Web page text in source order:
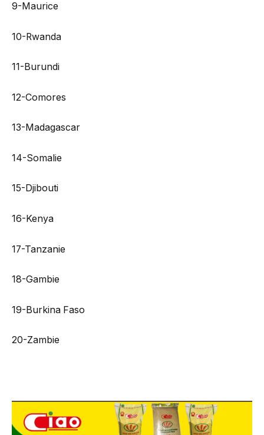
9-Maurice
10-Rwanda
11-Burundi
12-Comores
13-Madagascar
14-Somalie
15-Djibouti
16-Kenya
17-Tanzanie
18-Gambie
19-Burkina Faso
20-Zambie